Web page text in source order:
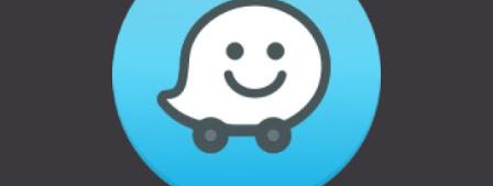
Informācija
Garantijas
Apmaksas veidi
Atteikums un atgriešana
Privātuma politika